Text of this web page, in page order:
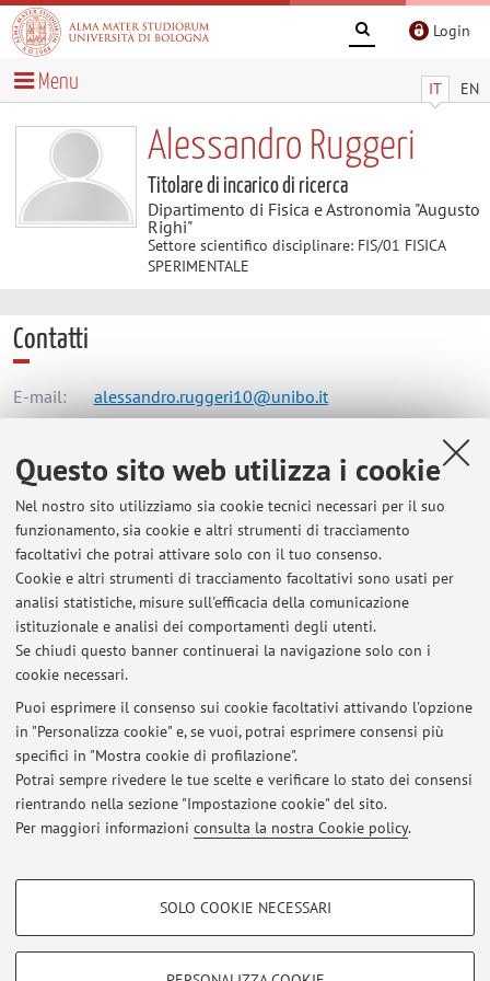
Questo sito web utilizza i cookie
Nel nostro sito utilizziamo sia cookie tecnici necessari per il suo
funzionamento, sia cookie e altri strumenti di tracciamento
facoltativi che potrai attivare solo con il tuo consenso.
Cookie e altri strumenti di tracciamento facoltativi sono usati per
analisi statistiche, misure sull'efficacia della comunicazione
istituzionale e analisi dei comportamenti degli utenti.
Se chiudi questo banner continuerai la navigazione solo con i
cookie necessari.
Puoi esprimere il consenso sui cookie facoltativi attivando l'opzione
in "Personalizza cookie" e, se vuoi, potrai esprimere consensi più
specifici in "Mostra cookie di profilazione".
Potrai sempre rivedere le tue scelte e verificare lo stato dei consensi
rientrando nella sezione "Impostazione cookie" del sito.
Per maggiori informazioni consulta la nostra Cookie policy.
COOKIE DI PROFILAZIONE - FACOLTATIVI
SOLO COOKIE NECESSARI
Login
IT EN
Menu
Alessandro Ruggeri
Titolare di incarico di ricerca
Dipartimento di Fisica e Astronomia "Augusto
Righi"
Settore scientifico disciplinare: FIS/01 FISICA
SPERIMENTALE
Contatti
E-mail: alessandro.ruggeri10@unibo.it
Dipartimento di Fisica e Astronomia "Augusto Righi"
Viale Berti Pichat 6/2, Bologna -Vai alla mappa
Risorse in rete
ORCID
Ultimi avvisi
Al momento non sono presenti avvisi.
Area riservata
Accedi tramiteloginper gestire tutti i contenuti del sito.